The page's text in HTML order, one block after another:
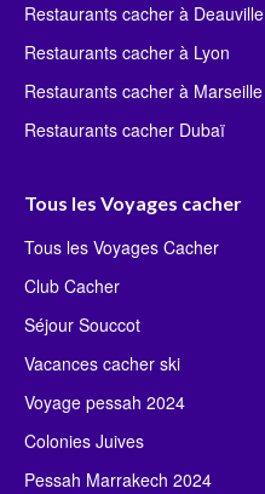
Restaurants cacher à Deauville
Restaurants cacher à Lyon
Restaurants cacher à Marseille
Restaurants cacher Dubaï
Tous les Voyages cacher
Tous les Voyages Cacher
Club Cacher
Séjour Souccot
Vacances cacher ski
Voyage pessah 2024
Colonies Juives
Pessah Marrakech 2024